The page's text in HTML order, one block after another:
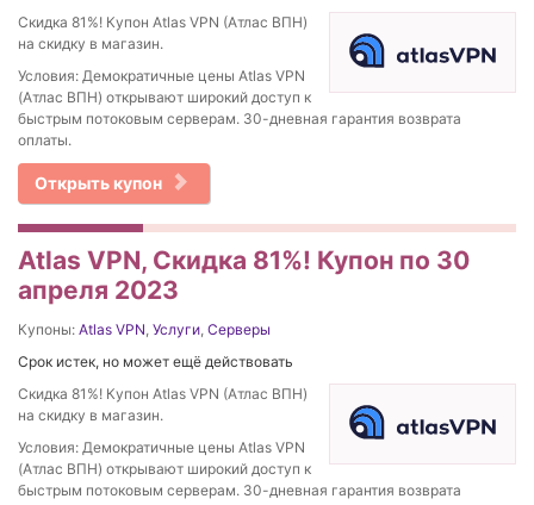
Скидка 81%! Купон Atlas VPN (Атлас ВПН)
на скидку в магазин.
Условия: Демократичные цены Atlas VPN
(Атлас ВПН) открывают широкий доступ к
быстрым потоковым серверам. 30-дневная гарантия возврата
оплаты.
Открыть купон
Atlas VPN, Скидка 81%! Купон по 30
апреля 2023
Купоны: Atlas VPN Услуги Серверы
Срок истек, но может ещё действовать
Скидка 81%! Купон Atlas VPN (Атлас ВПН)
на скидку в магазин.
Условия: Демократичные цены Atlas VPN
(Атлас ВПН) открывают широкий доступ к
быстрым потоковым серверам. 30-дневная гарантия возврата